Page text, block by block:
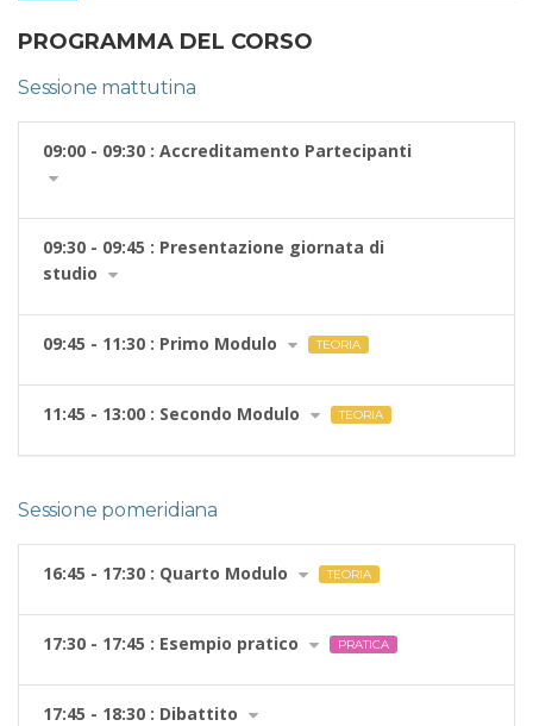
PROGRAMMA DEL CORSO
Sessione mattutina
09:00 - 09:30 : Accreditamento Partecipanti
09:30 - 09:45 : Presentazione giornata di
studio
09:45 - 11:30 : Primo Modulo TEORIA
11:45 - 13:00 : Secondo Modulo TEORIA
Sessione pomeridiana
16:45 - 17:30 : Quarto Modulo TEORIA
17:30 - 17:45 : Esempio pratico PRATICA
17:45 - 18:30 : Dibattito